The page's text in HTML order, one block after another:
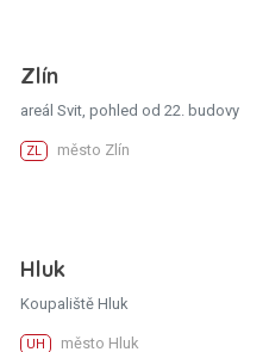
Zlín
areál Svit, pohled od 22. budovy
ZL město Zlín
Hluk
Koupaliště Hluk
UH město Hluk